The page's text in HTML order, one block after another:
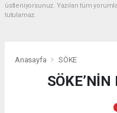
üstleniyorsunuz. Yazılan tüm
tutulamaz.
Anasayfa SÖKE